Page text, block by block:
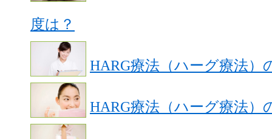
度は？
HARG療法（ハーグ療法）
HARG療法（ハーグ療法）